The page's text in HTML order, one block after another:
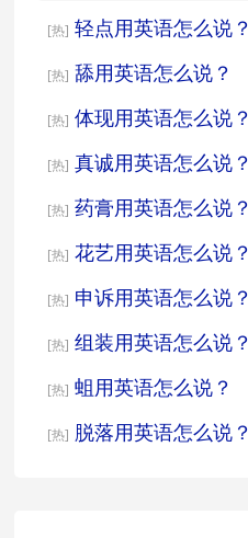
[热] 轻点用英语怎么说？
[热] 舔用英语怎么说？
[热] 体现用英语怎么说？
[热] 真诚用英语怎么说？
[热] 药膏用英语怎么说？
[热] 花艺用英语怎么说？
[热] 申诉用英语怎么说？
[热] 组装用英语怎么说？
[热] 蛆用英语怎么说？
[热] 脱落用英语怎么说？